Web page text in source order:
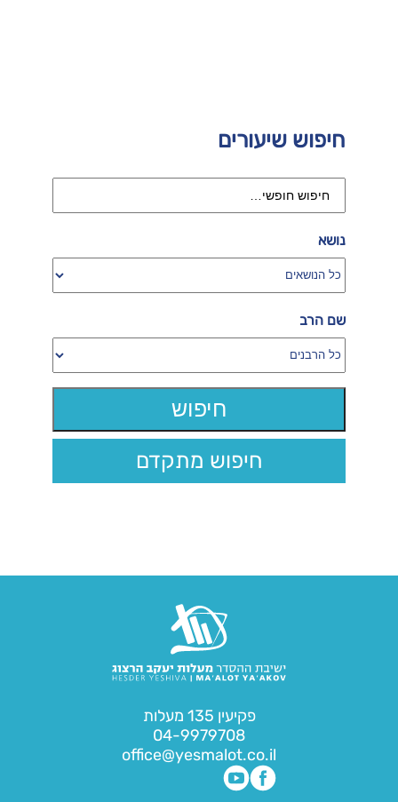
חיפוש שיעורים
נושא
שם הרב
חיפוש מתקדם
פקיעין 135 מעלות
04-9979708
office@yesmalot.co.il